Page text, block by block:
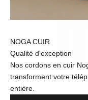
NOGA CUIR
Qualité d'exception
Nos cordons en cuir
transforment votre
entière.